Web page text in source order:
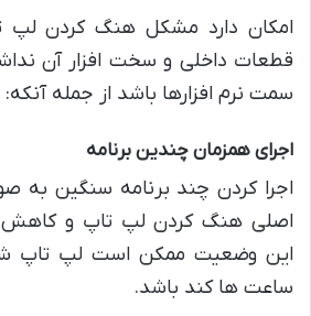
امکان دارد مشکل هنگ کردن لپ
قطعات داخلی و سخت افزار آن
سمت نرم افزارها باشد از جمله آنکه:
اجرای همزمان چندین برنامه
اجرا کردن چند برنامه سنگین به
اصلی هنگ کردن لپ تاپ و
این وضعیت ممکن است لپ تاپ
ساعت ها کند باشد.